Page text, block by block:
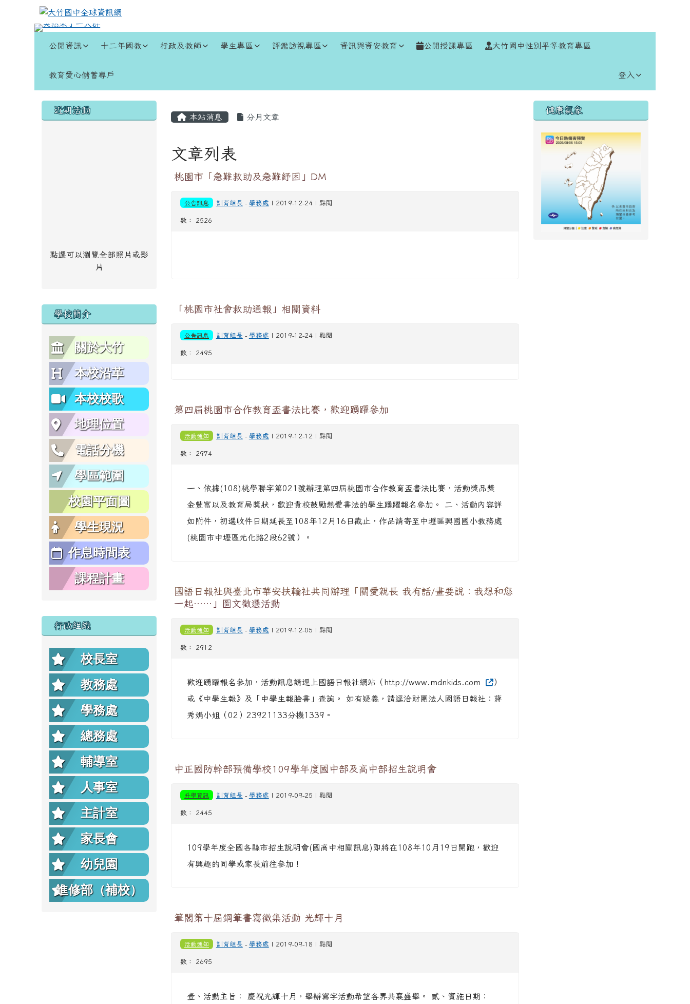
跳至主內容區
大竹國中全球資訊網
公開資訊 十二年國教 行政及教師 學生專區 評鑑訪視專區 資訊與資安教育 公開授課專區 大竹國中性別平等教育專區
教育愛心儲蓄專戶 登入
左邊區域內容
近期活動
點選可以瀏覽全部照片或影
片
學校簡介
關於大竹
本校沿革
本校校歌
地理位置
電話分機
學區範圍
校園平面圖
學生現況
作息時間表
課程計畫
行政組織
校長室
教務處
學務處
總務處
輔導室
人事室
主計室
家長會
幼兒園
進修部（補校）
主內容區域
本站消息 分月文章
文章列表
桃園市「急難救助及急難紓困」DM
公告訊息 訓育組長 - 學務處 | 2019-12-24 | 點閱
數： 2526
「桃園市社會救助通報」相關資料
公告訊息 訓育組長 - 學務處 | 2019-12-24 | 點閱
數： 2495
第四屆桃園市合作教育盃書法比賽，歡迎踴躍參加
活動通知 訓育組長 - 學務處 | 2019-12-12 | 點閱
數： 2974
一、依據(108)桃學聯字第021號辦理第四屆桃園市合作教育盃書法比賽，活動獎品獎
金豐富以及教育局獎狀，歡迎貴校鼓勵熱愛書法的學生踴躍報名參加。 二、活動內容詳
如附件，初選收件日期延長至108年12月16日截止，作品請寄至中壢區興國國小教務處
(桃園市中壢區元化路2段62號）。
國語日報社與臺北市華安扶輪社共同辦理「關愛親長 我有話/畫要說：我想和您
一起……」圖文徵選活動
活動通知 訓育組長 - 學務處 | 2019-12-05 | 點閱
數： 2912
歡迎踴躍報名參加，活動訊息請逕上國語日報社網站（http://www.mdnkids.com
）
或《中學生報》及「中學生報臉書」查詢。 如有疑義，請逕洽財團法人國語日報社：蔣
秀娟小姐（02）23921133分機1339。
中正國防幹部預備學校109學年度國中部及高中部招生說明會
升學資訊 訓育組長 - 學務處 | 2019-09-25 | 點閱
數： 2445
109學年度全國各縣市招生說明會(國高中相關訊息)即將在108年10月19日開跑，歡迎
有興趣的同學或家長前往參加！
筆閣第十屆鋼筆書寫徵集活動 光輝十月
活動通知 訓育組長 - 學務處 | 2019-09-18 | 點閱
數： 2695
壹、活動主旨： 慶祝光輝十月，舉辦寫字活動希望各界共襄盛舉。 貳、實施日期：
右邊區域內容
健康氣象
頁尾區域